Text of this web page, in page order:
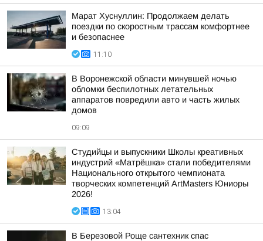
Марат Хуснуллин: Продолжаем делать
поездки по скоростным трассам комфортнее
и безопаснее
11:10
В Воронежской области минувшей ночью
обломки беспилотных летательных
аппаратов повредили авто и часть жилых
домов
09:09
Студийцы и выпускники Школы креативных
индустрий «Матрёшка» стали победителями
Национального открытого чемпионата
творческих компетенций ArtMasters Юниоры
2026!
13:04
В Березовой Роще сантехник спас